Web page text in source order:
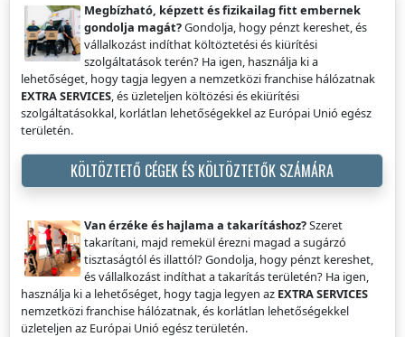
Megbízható, képzett és fizikailag fitt embernek
gondolja magát?Gondolja, hogy pénzt kereshet, és
vállalkozást indíthat költöztetési és kiürítési
szolgáltatások terén? Ha igen, használja ki a
lehetőséget, hogy tagja legyen a nemzetközi franchise hálózatnak
EXTRA SERVICES , és üzleteljen költözési és ekiürítési
szolgáltatásokkal, korlátlan lehetőségekkel az Európai Unió egész
területén.
KÖLTÖZTETŐ CÉGEK ÉS KÖLTÖZTETŐK SZÁMÁRA
Van érzéke és hajlama a takarításhoz?Szeret
takarítani, majd remekül érezni magad a sugárzó
tisztaságtól és illattól? Gondolja, hogy pénzt kereshet,
és vállalkozást indíthat a takarítás területén? Ha igen,
használja ki a lehetőséget, hogy tagja legyen az EXTRA SERVICES
nemzetközi franchise hálózatnak, és korlátlan lehetőségekkel
üzleteljen az Európai Unió egész területén.